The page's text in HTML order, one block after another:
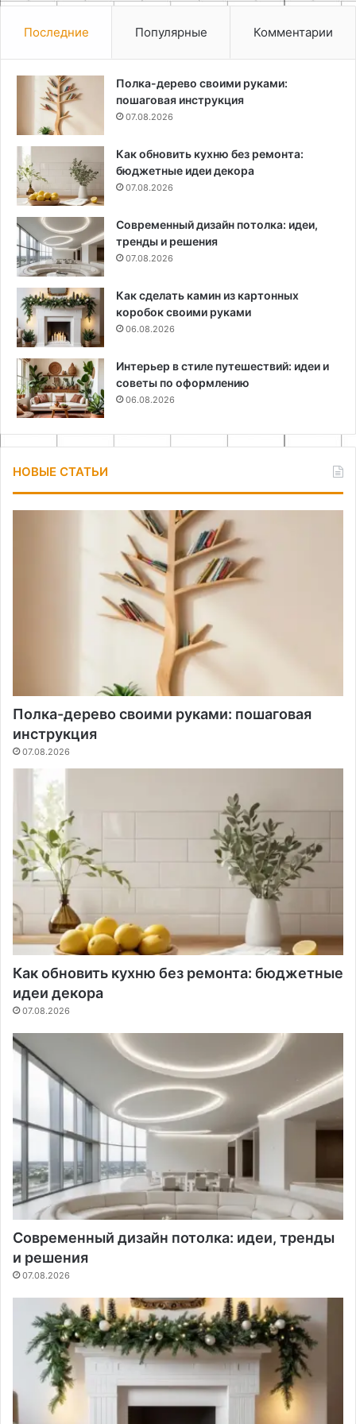
Последние Популярные Комментарии
Полка-дерево своими руками:
пошаговая инструкция
07.08.2026
Как обновить кухню без ремонта:
бюджетные идеи декора
07.08.2026
Современный дизайн потолка: идеи,
тренды и решения
07.08.2026
Как сделать камин из картонных
коробок своими руками
06.08.2026
Интерьер в стиле путешествий: идеи и
советы по оформлению
06.08.2026
НОВЫЕ СТАТЬИ
Полка-дерево своими руками: пошаговая
инструкция
07.08.2026
Как обновить кухню без ремонта: бюджетные
идеи декора
07.08.2026
Современный дизайн потолка: идеи, тренды
и решения
07.08.2026